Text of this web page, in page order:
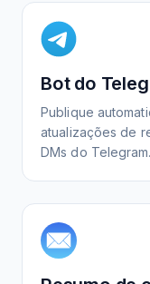
Bot do
Publique
atualizações de
DMs do Telegram.